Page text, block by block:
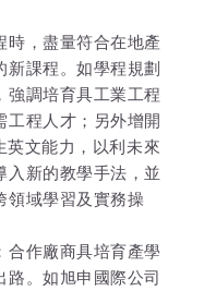
時，盡量符合在地產
新課程。如學程規劃
強調培育具工業工程
工程人才；另外增開
英文能力，以利未來
入新的教學手法，並
領域學習及實務操
合作廠商具培育產學
。如旭申國際公司